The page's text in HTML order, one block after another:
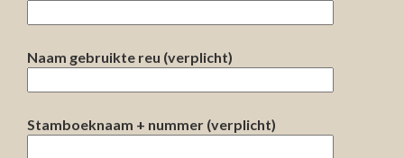
Naam gebruikte reu (verplicht)
Stamboeknaam + nummer (verplicht)